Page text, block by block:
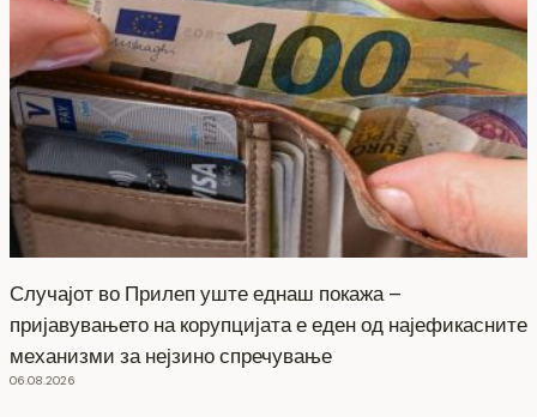
Случајот во Прилеп уште еднаш покажа –
пријавувањето на корупцијата е еден од најефикасните
механизми за нејзино спречување
06.08.2026